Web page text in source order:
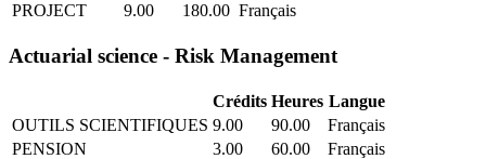
PROJECT
9.00 180.00 Français
Actuarial science - Risk Management
Crédits Heures Langue
OUTILS SCIENTIFIQUES 9.00 90.00
Français
PENSION
3.00 60.00
Français